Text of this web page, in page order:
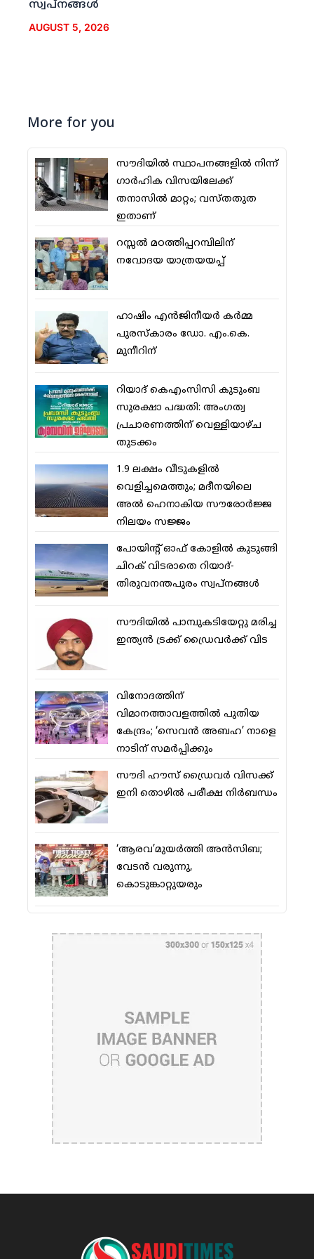
സ്വപ്നങ്ങള്‍
AUGUST 5, 2026
More for you
സൗദിയില്‍ സ്ഥാപനങ്ങളില്‍ നിന്ന്
ഗാര്‍ഹിക വിസയിലേക്ക്
തനാസില്‍ മാറ്റം; വസ്തതുത
ഇതാണ്
റസ്സല്‍ മഠത്തിപ്പറമ്പിലിന്
നവോദയ യാത്രയയപ്പ്
ഹാഷിം എന്‍ജിനീയര്‍ കര്‍മ്മ
പുരസ്‌കാരം ഡോ. എം.കെ.
മുനീറിന്
റിയാദ് കെഎംസിസി കുടുംബ
സുരക്ഷാ പദ്ധതി: അംഗത്വ
പ്രചാരണത്തിന് വെള്ളിയാഴ്ച
തുടക്കം
1.9 ലക്ഷം വീടുകളില്‍
വെളിച്ചമെത്തും; മദീനയിലെ
അല്‍ ഹെനാകിയ സൗരോര്‍ജ്ജ
നിലയം സജ്ജം
പോയിന്റ് ഓഫ് കോളില്‍ കുടുങ്ങി
ചിറക് വിടരാതെ റിയാദ്-
തിരുവനന്തപുരം സ്വപ്നങ്ങള്‍
സൗദിയിൽ പാമ്പുകടിയേറ്റു മരിച്ച
ഇന്ത്യൻ ട്രക്ക് ഡ്രൈവർക്ക് വിട
വിനോദത്തിന്
വിമാനത്താവളത്തില്‍ പുതിയ
കേന്ദ്രം; ‘സെവന്‍ അബഹ’ നാളെ
നാടിന് സമര്‍പ്പിക്കും
സൗദി ഹൗസ് ഡ്രൈവര്‍ വിസക്ക്
ഇനി തൊഴില്‍ പരീക്ഷ നിര്‍ബന്ധം
‘ആരവ’മുയര്‍ത്തി അന്‍സിബ;
വേടന്‍ വരുന്നു,
കൊടുങ്കാറ്റുയരും